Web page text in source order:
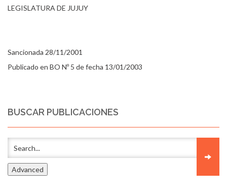
LEGISLATURA DE JUJUY
Sancionada 28/11/2001
Publicado en BO Nº 5 de fecha 13/01/2003
BUSCAR PUBLICACIONES